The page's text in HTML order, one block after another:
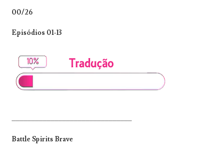
00/26
Episódios 01-13
_______________________________
Battle Spirits Brave